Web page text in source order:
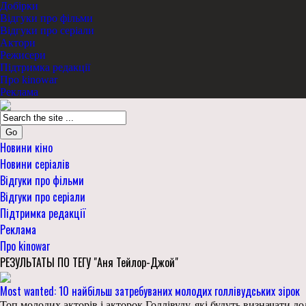
Добірки
Відгуки про фільми
Відгуки про серіали
Актори
Режисери
Підтримка редакції
Про kinowar
Реклама
Go
Новини кіно
Новини серіалів
Відгуки про фільми
Відгуки про серіали
Підтримка редакції
Реклама
Про kinowar
РЕЗУЛЬТАТЫ ПО ТЕГУ "Аня Тейлор-Джой"
Most wanted: 10 найбільш затребуваних молодих голлівудських зірок